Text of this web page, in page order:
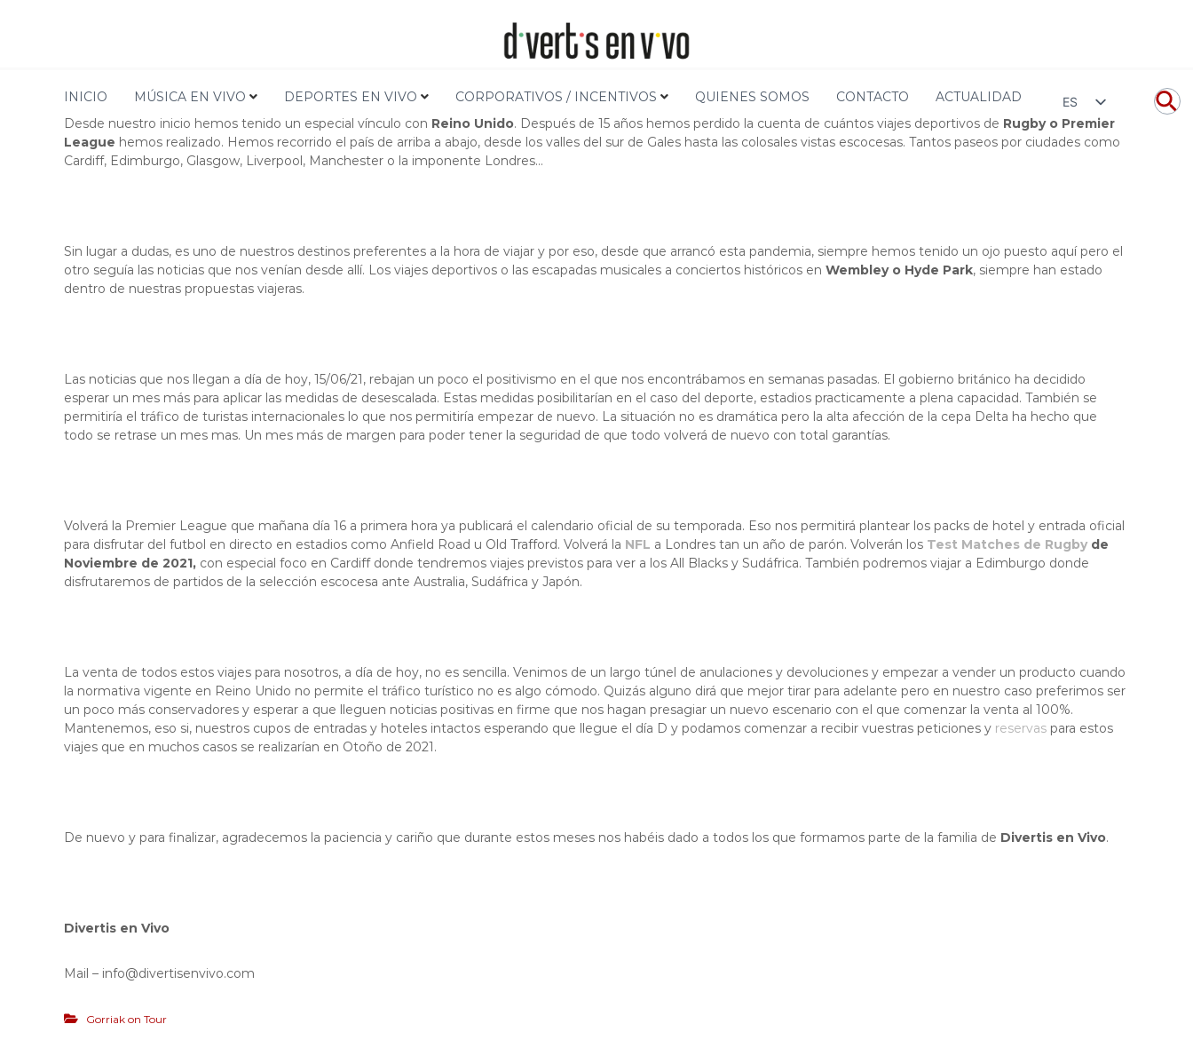
INICIO MÚSICA EN VIVO DEPORTES EN VIVO CORPORATIVOS / INCENTIVOS QUIENES SOMOS CONTACTO ACTUALIDAD ES
Viajes Premier League Rugby a Reino Unido
Desde nuestro inicio hemos tenido un especial vínculo con Reino Unido. Después de 15 años hemos perdido la cuenta de cuántos viajes deportivos de Rugby o Premier
League hemos realizado. Hemos recorrido el país de arriba a abajo, desde los valles del sur de Gales hasta las colosales vistas escocesas. Tantos paseos por ciudades como
Cardiff, Edimburgo, Glasgow, Liverpool, Manchester o la imponente Londres…
Sin lugar a dudas, es uno de nuestros destinos preferentes a la hora de viajar y por eso, desde que arrancó esta pandemia, siempre hemos tenido un ojo puesto aquí pero el
otro seguía las noticias que nos venían desde allí. Los viajes deportivos o las escapadas musicales a conciertos históricos en Wembley o Hyde Park, siempre han estado
dentro de nuestras propuestas viajeras.
Las noticias que nos llegan a día de hoy, 15/06/21, rebajan un poco el positivismo en el que nos encontrábamos en semanas pasadas. El gobierno británico ha decidido
esperar un mes más para aplicar las medidas de desescalada. Estas medidas posibilitarían en el caso del deporte, estadios practicamente a plena capacidad. También se
permitiría el tráfico de turistas internacionales lo que nos permitiría empezar de nuevo. La situación no es dramática pero la alta afección de la cepa Delta ha hecho que
todo se retrase un mes mas. Un mes más de margen para poder tener la seguridad de que todo volverá de nuevo con total garantías.
Volverá la Premier League que mañana día 16 a primera hora ya publicará el calendario oficial de su temporada. Eso nos permitirá plantear los packs de hotel y entrada oficial
para disfrutar del futbol en directo en estadios como Anfield Road u Old Trafford. Volverá la NFL a Londres tan un año de parón. Volverán los Test Matches de Rugby de
Noviembre de 2021, con especial foco en Cardiff donde tendremos viajes previstos para ver a los All Blacks y Sudáfrica. También podremos viajar a Edimburgo donde
disfrutaremos de partidos de la selección escocesa ante Australia, Sudáfrica y Japón.
La venta de todos estos viajes para nosotros, a día de hoy, no es sencilla. Venimos de un largo túnel de anulaciones y devoluciones y empezar a vender un producto cuando
la normativa vigente en Reino Unido no permite el tráfico turístico no es algo cómodo. Quizás alguno dirá que mejor tirar para adelante pero en nuestro caso preferimos ser
un poco más conservadores y esperar a que lleguen noticias positivas en firme que nos hagan presagiar un nuevo escenario con el que comenzar la venta al 100%.
Mantenemos, eso si, nuestros cupos de entradas y hoteles intactos esperando que llegue el día D y podamos comenzar a recibir vuestras peticiones y reservas para estos
viajes que en muchos casos se realizarían en Otoño de 2021.
De nuevo y para finalizar, agradecemos la paciencia y cariño que durante estos meses nos habéis dado a todos los que formamos parte de la familia de Divertis en Vivo.
Divertis en Vivo
Mail – info@divertisenvivo.com
Gorriak on Tour